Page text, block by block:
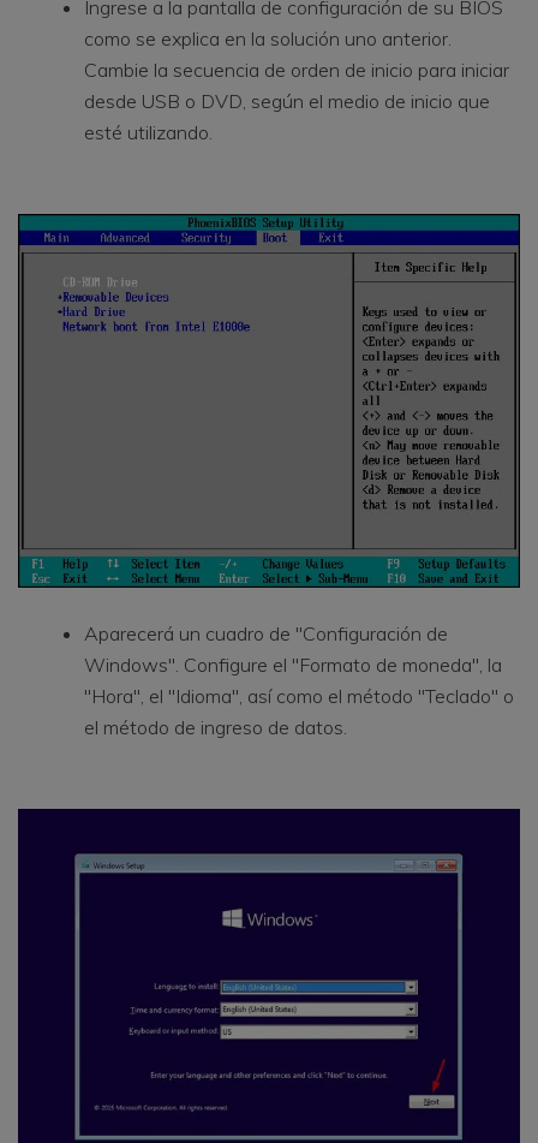
Ingrese a la pantalla de configuración de su BIOS
como se explica en la solución uno anterior.
Cambie la secuencia de orden de inicio para iniciar
desde USB o DVD, según el medio de inicio que
esté utilizando.
Aparecerá un cuadro de "Configuración de
Windows". Configure el "Formato de moneda", la
"Hora", el "Idioma", así como el método "Teclado" o
el método de ingreso de datos.